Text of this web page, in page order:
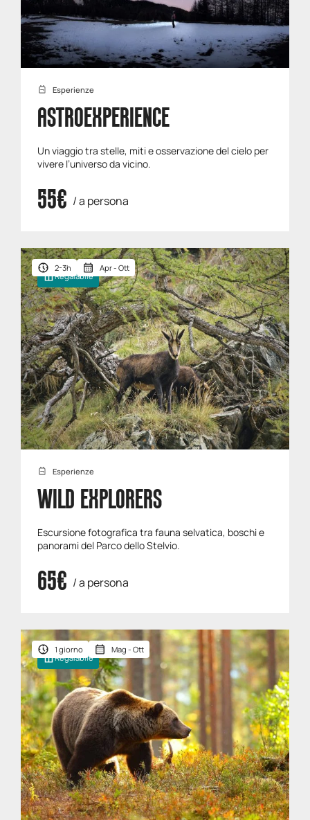
Esperienze
ASTROEXPERIENCE
Un viaggio tra stelle, miti e osservazione del cielo per
vivere l’universo da vicino.
55€ / a persona
Regalabile
2-3h Apr - Ott
Esperienze
WILD EXPLORERS
Escursione fotografica tra fauna selvatica, boschi e
panorami del Parco dello Stelvio.
65€ / a persona
Regalabile
1 giorno Mag - Ott